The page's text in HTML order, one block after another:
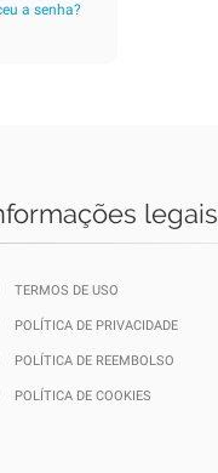
a senha?
legais
TERMOS DE USO
POLÍTICA DE PRIVACIDADE
POLÍTICA DE REEMBOLSO
POLÍTICA DE COOKIES